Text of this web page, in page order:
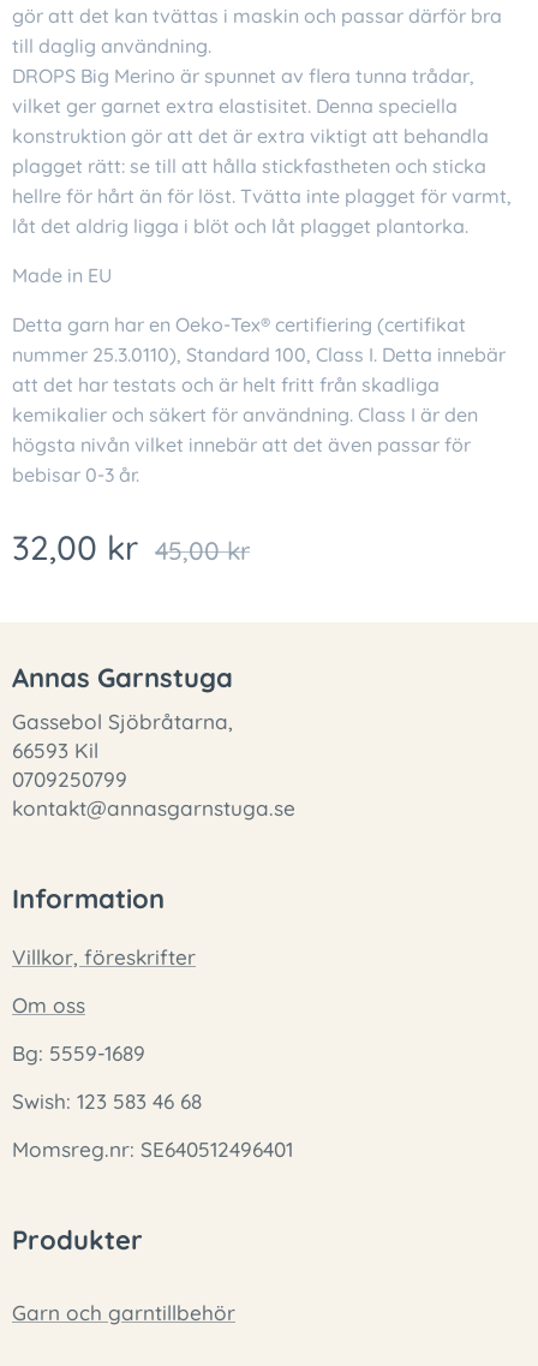
gör att det kan tvättas i maskin och passar därför bra
till daglig användning.
DROPS Big Merino är spunnet av flera tunna trådar,
vilket ger garnet extra elastisitet. Denna speciella
konstruktion gör att det är extra viktigt att behandla
plagget rätt: se till att hålla stickfastheten och sticka
hellre för hårt än för löst. Tvätta inte plagget för varmt,
låt det aldrig ligga i blöt och låt plagget plantorka.
Made in EU
Detta garn har en Oeko-Tex® certifiering (certifikat
nummer 25.3.0110), Standard 100, Class I. Detta innebär
att det har testats och är helt fritt från skadliga
kemikalier och säkert för användning. Class I är den
högsta nivån vilket innebär att det även passar för
bebisar 0-3 år.
32,00 kr 45,00kr
Annas Garnstuga
Gassebol Sjöbråtarna,
66593 Kil
0709250799
kontakt@annasgarnstuga.se
Information
Villkor, föreskrifter
Om oss
Bg: 5559-1689
Swish: 123 583 46 68
Momsreg.nr: SE640512496401
Produkter
Garn och garntillbehör